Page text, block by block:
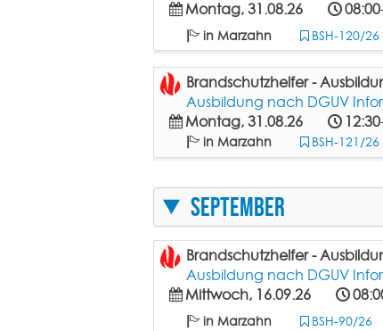
Montag, 31.08.26
08:00
in Marzahn BSH-120/26
Brandschutzhelfer -
Ausbildung nach DGUV
Montag, 31.08.26
12:30
in Marzahn BSH-121/26
September
Brandschutzhelfer -
Ausbildung nach DGUV
Mittwoch, 16.09.26
in Marzahn BSH-90/26